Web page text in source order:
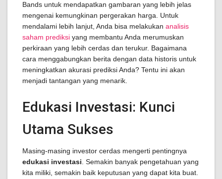
Bands untuk mendapatkan gambaran yang lebih jelas
mengenai kemungkinan pergerakan harga. Untuk
mendalami lebih lanjut, Anda bisa melakukan analisis
saham prediksi yang membantu Anda merumuskan
perkiraan yang lebih cerdas dan terukur. Bagaimana
cara menggabungkan berita dengan data historis untuk
meningkatkan akurasi prediksi Anda? Tentu ini akan
menjadi tantangan yang menarik.
Edukasi Investasi: Kunci
Utama Sukses
Masing-masing investor cerdas mengerti pentingnya
edukasi investasi . Semakin banyak pengetahuan yang
kita miliki, semakin baik keputusan yang dapat kita buat.